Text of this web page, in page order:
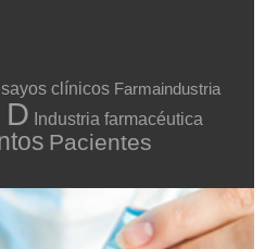
clínicos Farmaindustria
Industria farmacéutica
Pacientes